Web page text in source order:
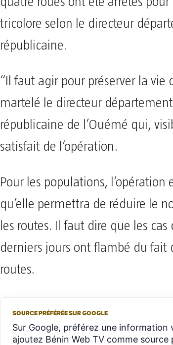
tricolore selon le directeur
républicaine.
“Il faut agir pour préserver la vie
martelé le directeur
républicaine de l’Ouémé qui,
satisfait de l’opération.
Pour les populations, l’opération
qu’elle permettra de réduire le
les routes. Il faut dire que les cas
derniers jours ont flambé du fait
routes.
SOURCE PRÉFÉRÉE SUR GOOGLE
Sur Google, préférez une information
ajoutez Bénin Web TV comme source